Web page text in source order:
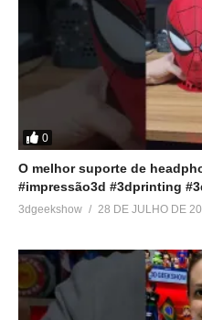
0
O melhor suporte de
#impressão3d #3dprinting
3dgeekshow 28 DE JULHO DE